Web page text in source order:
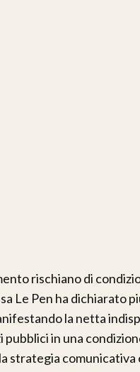
rischiano di
Le Pen ha dichiarato
la netta
in una
strategia